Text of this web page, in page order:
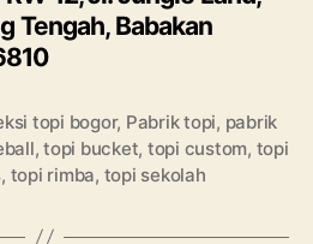
Tengah, Babakan
topi bogor, Pabrik topi, pabrik
,topi bucket, topi custom, topi
, topi rimba, topi sekolah